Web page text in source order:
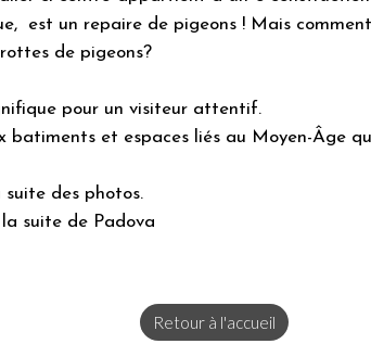
est un repaire de pigeons ! Mais
de pigeons?
pour un visiteur attentif.
batiments et espaces liés au Moyen-Âge
des photos.
suite de Padova
Retour à l'accueil